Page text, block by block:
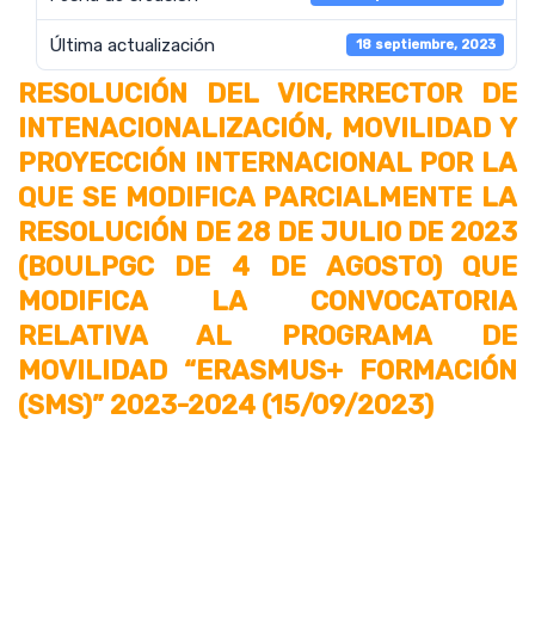
Última actualización 18 septiembre, 2023
RESOLUCIÓN DEL VICERRECTOR DE
INTENACIONALIZACIÓN, MOVILIDAD Y
PROYECCIÓN INTERNACIONAL POR LA
QUE SE MODIFICA PARCIALMENTE LA
RESOLUCIÓN DE 28 DE JULIO DE 2023
(BOULPGC DE 4 DE AGOSTO) QUE
MODIFICA LA CONVOCATORIA
RELATIVA AL PROGRAMA DE
MOVILIDAD “ERASMUS+ FORMACIÓN
(SMS)” 2023-2024 (15/09/2023)